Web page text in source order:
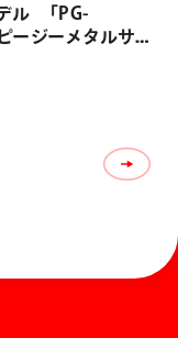
ル 「PG-
ージーメタルサ
2021年5月25日